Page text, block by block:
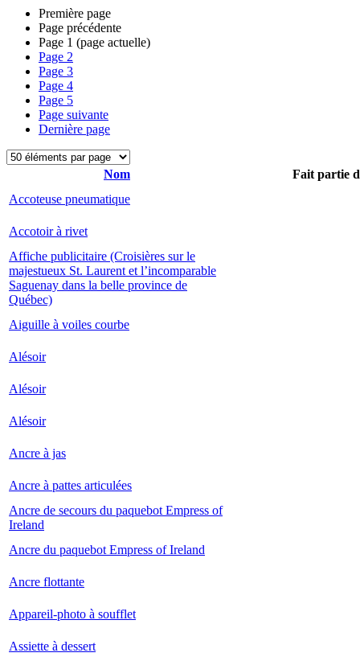
Première page
Page précédente
Page 1 (page actuelle)
Page 2
Page 3
Page 4
Page 5
Page suivante
Dernière page
Nom
Fait partie
Accoteuse pneumatique
Accotoir à rivet
Affiche publicitaire (Croisières sur le
majestueux St. Laurent et l’incomparable
Saguenay dans la belle province de
Québec)
Aiguille à voiles courbe
Alésoir
Alésoir
Alésoir
Ancre à jas
Ancre à pattes articulées
Ancre de secours du paquebot Empress of
Ireland
Ancre du paquebot Empress of Ireland
Ancre flottante
Appareil-photo à soufflet
Assiette à dessert